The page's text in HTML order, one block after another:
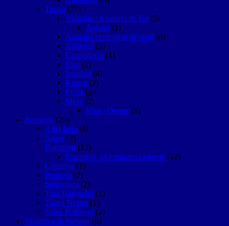
Turcia (27)
Anatolia / Anadolu de Est (5)
Ankara (1)
Anatolia centrală și de nord (6)
Antiohia (3)
Cappadocia (1)
Efes (2)
Istanbul (4)
Konya (2)
Lycia (2)
Myra (2)
Mira / Demre (1)
Romania (29)
Alba Iulia (4)
Argeș (2)
București (13)
București, să luminăm umbrele (12)
Câmpina (1)
Prahova (2)
Sighişoara (2)
Țara Hațegului (1)
Târgu Neamţ (1)
Valea Prahovei (2)
Sănătatea în vacanțe (6)